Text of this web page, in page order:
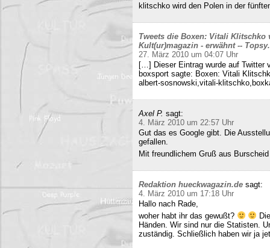
klitschko wird den Polen in der
Tweets die Boxen: Vitali Klitschko
Kult(ur)magazin - erwähnt --
27. März 2010 um 04:07 Uhr
[…] Dieser Eintrag wurde auf Twitter
boxsport sagte: Boxen: Vitali
albert-sosnowski,vitali-
Axel P. sagt:
4. März 2010 um 22:57 Uhr
Gut das es Google gibt. Die
gefallen.
Mit freundlichem Gruß aus Burscheid
Redaktion hueckwagazin.de sagt:
4. März 2010 um 17:18 Uhr
Hallo nach Rade,
woher habt ihr das gewußt?
Händen. Wir sind nur die Statisten.
zuständig. Schließlich haben wir ja